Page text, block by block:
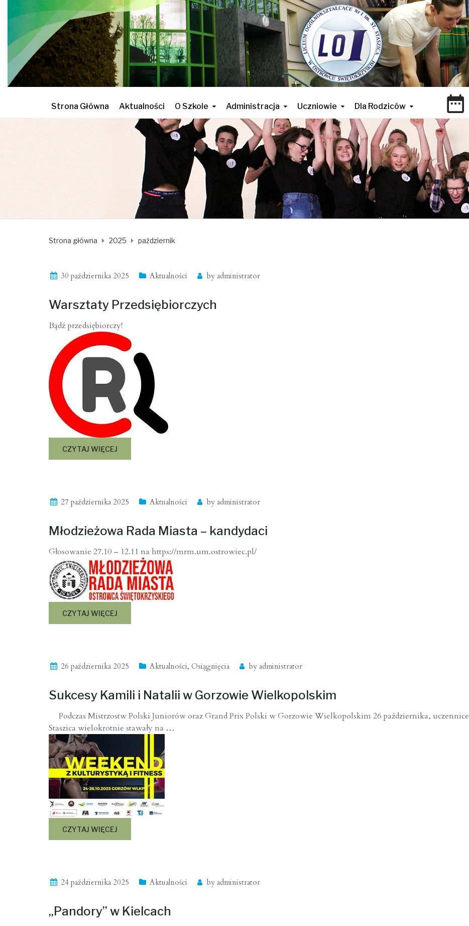
Strona Główna Aktualności O Szkole Administracja Uczniowie Dla Rodziców
Strona główna 2025 październik
30 października 2025 Aktualności by administrator
Warsztaty Przedsiębiorczych
Bądź przedsiębiorczy!
CZYTAJ WIĘCEJ
27 października 2025 Aktualności by administrator
Młodzieżowa Rada Miasta – kandydaci
Głosowanie 27.10 – 12.11 na https://mrm.um.ostrowiec.pl/
CZYTAJ WIĘCEJ
26 października 2025 Aktualności, Osiągnięcia by administrator
Sukcesy Kamili i Natalii w Gorzowie Wielkopolskim
Podczas Mistrzostw Polski Juniorów oraz Grand Prix Polski w Gorzowie Wielkopolskim 26 października, uczennice
Staszica wielokrotnie stawały na …
CZYTAJ WIĘCEJ
24 października 2025 Aktualności by administrator
„Pandory” w Kielcach